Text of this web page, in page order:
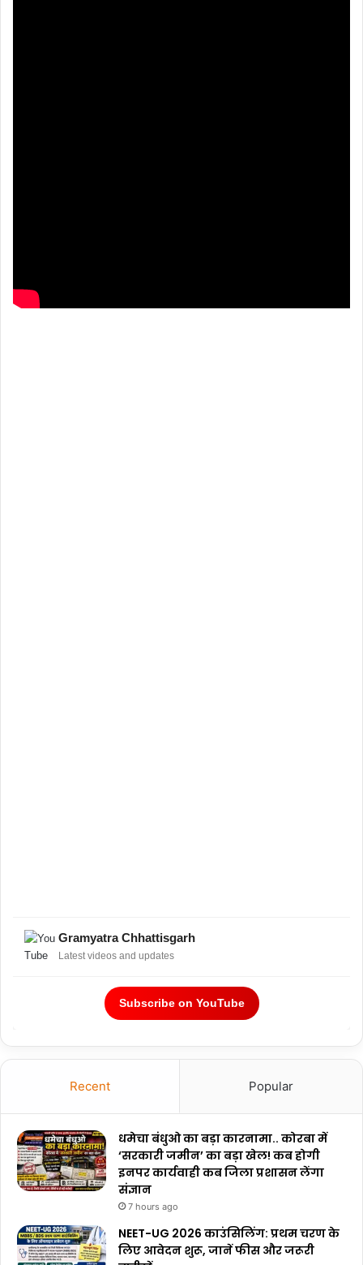
Gramyatra Chhattisgarh
Latest videos and updates
Subscribe on YouTube
Recent Popular
धमेचा बंधुओ का बड़ा कारनामा.. कोरबा में
‘सरकारी जमीन’ का बड़ा खेल! कब होगी
इनपर कार्यवाही कब जिला प्रशासन लेंगा
संज्ञान
7 hours ago
NEET-UG 2026 काउंसिलिंग: प्रथम चरण के
लिए आवेदन शुरू, जानें फीस और जरूरी